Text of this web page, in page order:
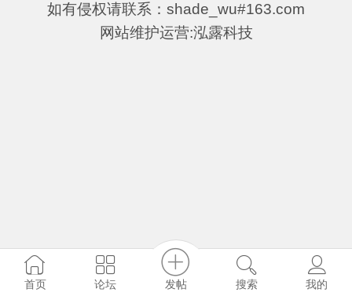
如有侵权请联系：shade_wu#163.com
网站维护运营:泓露科技
首页 论坛 发帖 搜索 我的